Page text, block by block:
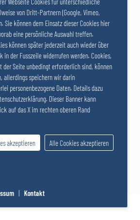
MediaHouse
von Dritt-Partnern (Google, Vimeo,
Sie können dem Einsatz dieser Cookies hier
eine persönliche Auswahl treffen.
können später jederzeit auch wieder über
in der Fusszeile widerrufen werden. Cookies,
Seite unbedingt erforderlich sind, können
allerdings speichern wir darin
personenbezogene Daten. Details dazu
Dieser Banner kann
auf das X im rechten oberen Rand
akzeptieren Alle Cookies akzeptieren
| Kontakt